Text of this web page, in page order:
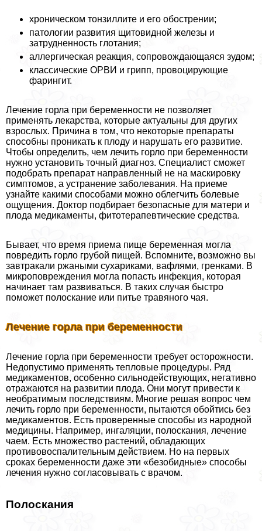
хроническом тонзиллите и его обострении;
патологии развития щитовидной железы и
затрудненность глотания;
аллергическая реакция, сопровождающаяся зудом;
классические ОРВИ и грипп, провоцирующие
фарингит.
Лечение горла при беременности не позволяет
применять лекарства, которые актуальны для других
взрослых. Причина в том, что некоторые препараты
способны проникать к плоду и нарушать его развитие.
Чтобы определить, чем лечить горло при беременности
нужно установить точный диагноз. Специалист сможет
подобрать препарат направленный не на маскировку
симптомов, а устранение заболевания. На приеме
узнайте какими способами можно облегчить болевые
ощущения. Доктор подбирает безопасные для матери и
плода медикаменты, фитотерапевтические средства.
Бывает, что время приема пище беременная могла
повредить горло грубой пищей. Вспомните, возможно вы
завтpaкали ржаными сухариками, вафлями, гренками. В
микроповреждения могла попасть инфекция, которая
начинает там развиваться. В таких случая быстро
поможет полоскание или питье травяного чая.
Лечение горла при беременности
Лечение горла при беременности требует осторожности.
Недопустимо применять тепловые процедуры. Ряд
медикаментов, особенно сильнодействующих, негативно
отражаются на развитии плода. Они могут привести к
необратимым последствиям. Многие решая вопрос чем
лечить горло при беременности, пытаются обойтись без
медикаментов. Есть проверенные способы из народной
медицины. Например, ингаляции, полоскания, лечение
чаем. Есть множество растений, обладающих
противовоспалительным действием. Но на первых
сроках беременности даже эти «безобидные» способы
лечения нужно согласовывать с врачом.
Полоскания